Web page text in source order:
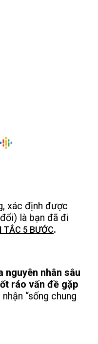
xác định được
là bạn đã đi
TẮC 5 BƯỚC.
nguyên nhân sâu
ráo vấn đề gặp
“sống chung